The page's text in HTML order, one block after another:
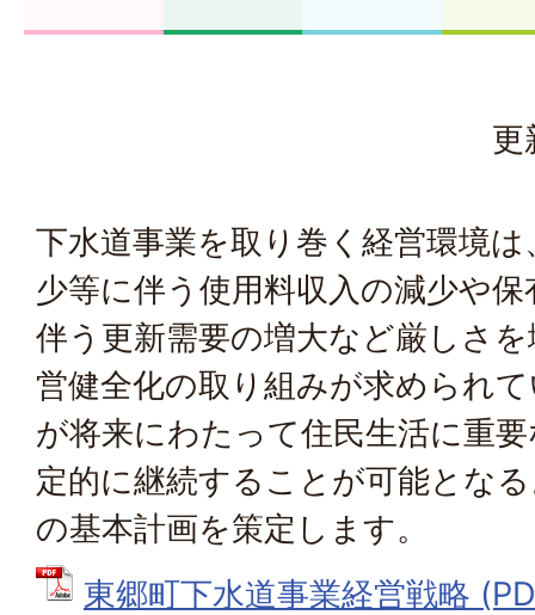
更
下水道事業を取り巻く経営環境
少等に伴う使用料収入の減少や
伴う更新需要の増大など厳しさ
営健全化の取り組みが求められ
が将来にわたって住民生活に重
定的に継続することが可能とな
の基本計画を策定します。
東郷町下水道事業経営戦略